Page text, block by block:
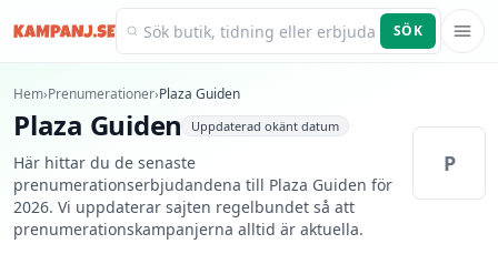
SÖK
Hem›Prenumerationer›Plaza Guiden
Plaza Guiden Uppdateradokänt datum
Här hittar du de senaste
prenumerationserbjudandena till Plaza Guiden för
2026. Vi uppdaterar sajten regelbundet så att
prenumerationskampanjerna alltid är aktuella.
P